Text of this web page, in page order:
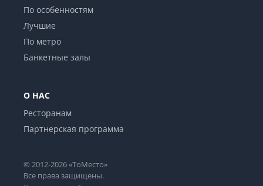
По особенностям
Лучшие
По метро
Банкетные залы
О НАС
Ресторанам
Партнерская программа
© 2012-2026 «ТоМесто»
Все права защищены.